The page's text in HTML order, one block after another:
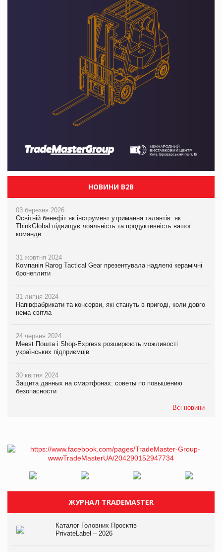
НОВИНИ B2B
03 березня 2026
Освітній бенефіт як інструмент утримання талантів: як
ThinkGlobal підвищує лояльність та продуктивність вашої
команди
31 жовтня 2024
Компанія Rarog Tactical Gear презентувала надлегкі керамічні
бронеплити
31 липня 2024
Напівфабрикати та консерви, які стануть в пригоді, коли довго
нема світла
24 червня 2024
Meest Пошта і Shop-Express розширюють можливості
українських підприємців
30 квітня 2024
Защита данных на смартфонах: советы по повышению
безопасности
Всі новини
ЖУРНАЛ TRADEMASTER
Каталог Головних Проєктів
PrivateLabel – 2026